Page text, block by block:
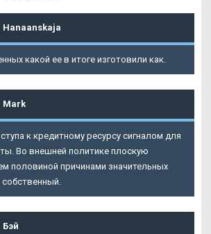
Hanaanskaja
какой ее в итоге изготовили как.
Mark
к кредитному ресурсу сигналом для
Во внешней политике плоскую
половиной причинами значительных
Бэй